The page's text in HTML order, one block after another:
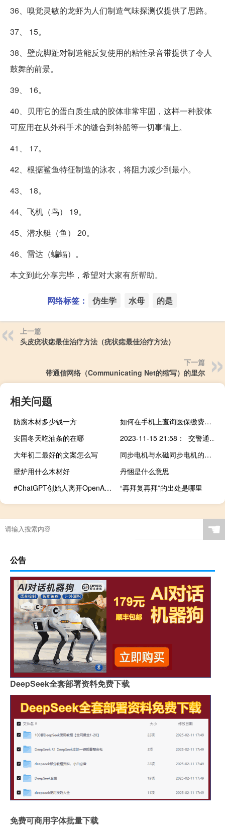
36、嗅觉灵敏的龙虾为人们制造气味探测仪提供了思路。
37、 15。
38、壁虎脚趾对制造能反复使用的粘性录音带提供了令人
鼓舞的前景。
39、 16。
40、贝用它的蛋白质生成的胶体非常牢固，这样一种胶体
可应用在从外科手术的缝合到补船等一切事情上。
41、 17。
42、根据鲨鱼特征制造的泳衣，将阻力减少到最小。
43、 18。
44、飞机（鸟） 19。
45、潜水艇（鱼） 20。
46、雷达（蝙蝠）。
本文到此分享完毕，希望对大家有所帮助。
网络标签： 仿生学 水母 的是
上一篇
头皮疣状痣最佳治疗方法（疣状痣最佳治疗方法）
下一篇
带通信网络（Communicating Net的缩写）的里尔
相关问题
防腐木材多少钱一方
如何在手机上查询医保缴费情况
安国冬天吃油条的在哪
2023-11-15 21:58： 交警通知：受交通事故影响，S29盘锦疏港高速公路辽东湾收费站限制7座以上客车、黄牌货车驶入高速公路，其他车辆均可以正常通行。 ​​​
大年初二最好的文案怎么写
同步电机与永磁同步电机的区别
壁炉用什么木材好
丹悃是什么意思
#ChatGPT创始人离开OpenAI# 到底什么情况嘞
“再拜复再拜”的出处是哪里
☚
公告
DeepSeek全套部署资料免费下载
免费可商用字体批量下载